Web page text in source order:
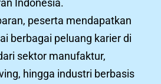
Indonesia.
peserta mendapatkan
berbagai peluang karier di
sektor manufaktur,
hingga industri berbasis